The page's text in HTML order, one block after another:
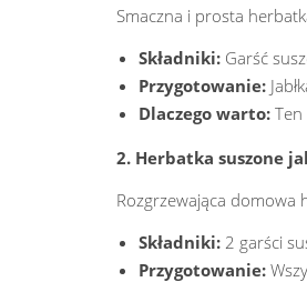
Smaczna i prosta
Składniki: Garść
Przygotowanie:
Dlaczego warto:
2. Herbatka suszone
Rozgrzewająca domowa
Składniki: 2 garści
Przygotowanie: